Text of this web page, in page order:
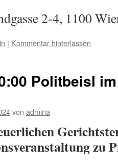
2-4, 1100
| Kommentar hinterlassen
Politbeisl
von admina
zu